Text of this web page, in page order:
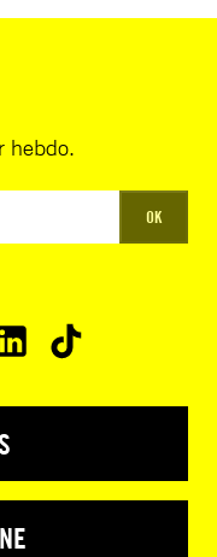
hebdo.
OK